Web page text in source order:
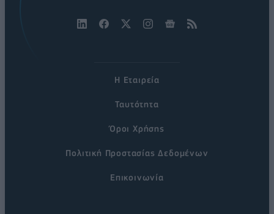
Η Εταιρεία
Ταυτότητα
Όροι Χρήσης
Πολιτική Προστασίας Δεδομένων
Επικοινωνία